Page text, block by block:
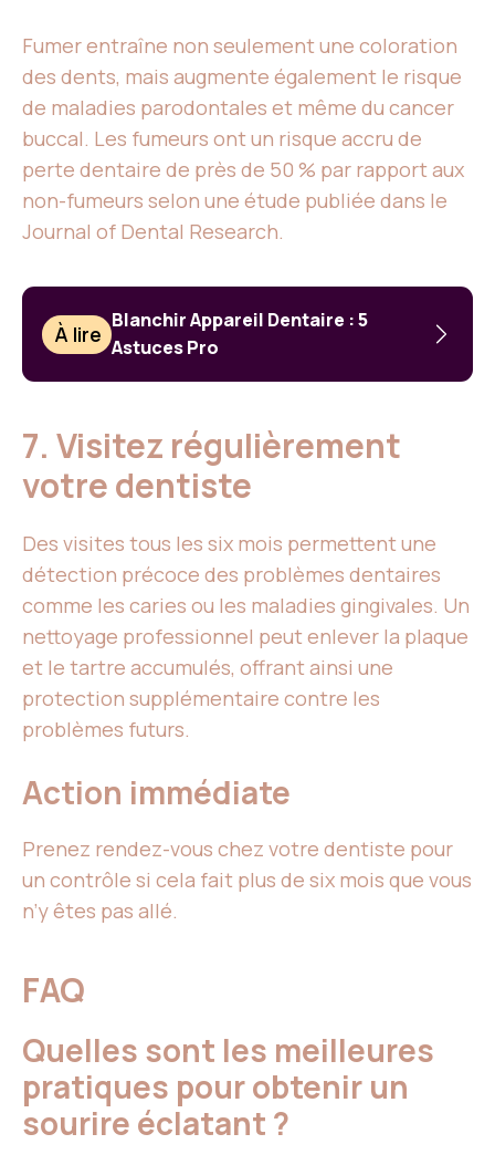
Fumer entraîne non seulement une coloration
des dents, mais augmente également le risque
de maladies parodontales et même du cancer
buccal. Les fumeurs ont un risque accru de
perte dentaire de près de 50 % par rapport aux
non-fumeurs selon une étude publiée dans le
Journal of Dental Research.
À lire
Blanchir Appareil Dentaire : 5
Astuces Pro
7. Visitez régulièrement
votre dentiste
Des visites tous les six mois permettent une
détection précoce des problèmes dentaires
comme les caries ou les maladies gingivales. Un
nettoyage professionnel peut enlever la plaque
et le tartre accumulés, offrant ainsi une
protection supplémentaire contre les
problèmes futurs.
Action immédiate
Prenez rendez-vous chez votre dentiste pour
un contrôle si cela fait plus de six mois que vous
n’y êtes pas allé.
FAQ
Quelles sont les meilleures
pratiques pour obtenir un
sourire éclatant ?